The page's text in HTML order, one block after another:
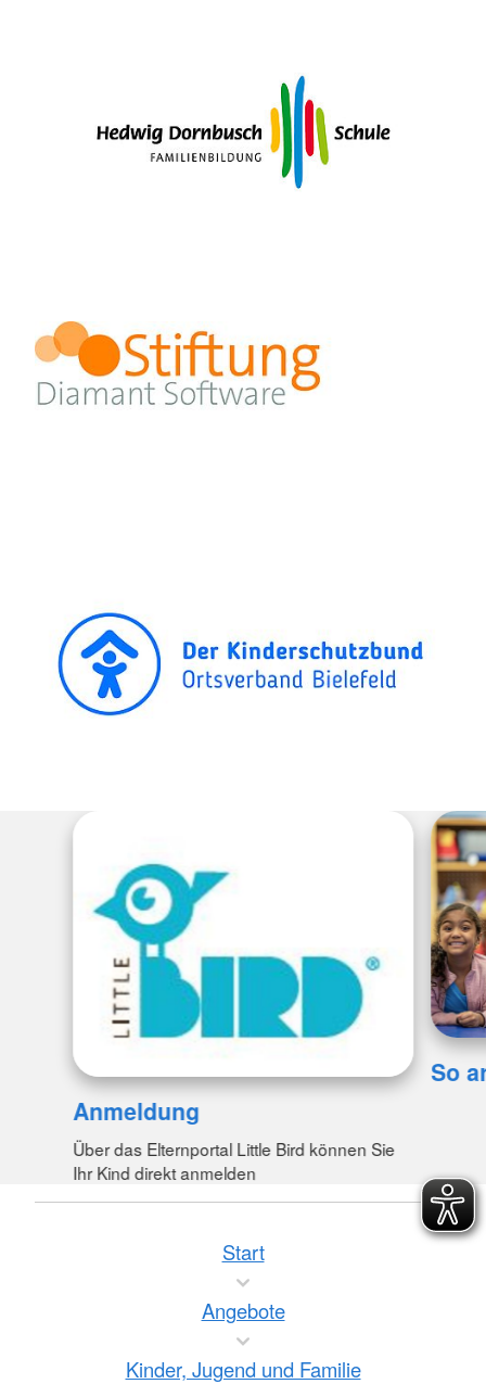
Anmeldung
Über das Elternportal Little Bird können Sie
Ihr Kind direkt anmelden
So
Start
Angebote
Kinder, Jugend und Familie